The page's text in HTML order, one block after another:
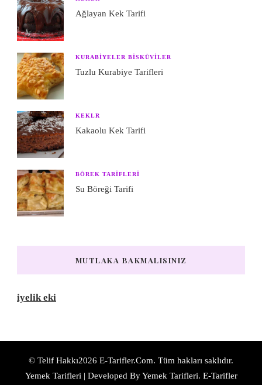
Ağlayan Kek Tarifi
KURABIYELER BISKÜVILER
Tuzlu Kurabiye Tarifleri
KEKLR
Kakaolu Kek Tarifi
BÖREK TARIFLERI
Su Böreği Tarifi
MUTLAKA BAKMALISINIZ
iyelik eki
© Telif Hakkı2026 E-Tarifler.Com. Tüm hakları saklıdır.
Yemek Tarifleri | Developed ByYemek Tarifleri. E-Tarifler